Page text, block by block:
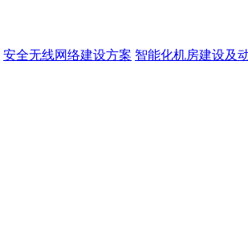
安全无线网络建设方案 智能化机房建设及